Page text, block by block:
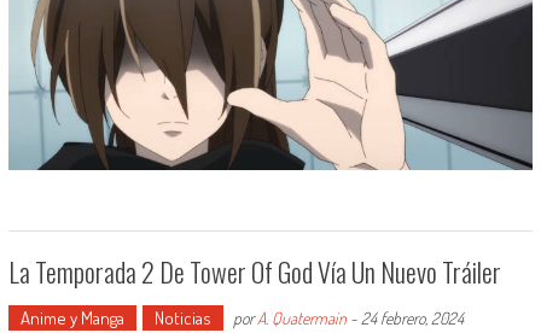
La Temporada 2 De Tower Of God Vía Un Nuevo Tráiler
Anime y Manga Noticias porA. Quatermain- 24 febrero, 2024